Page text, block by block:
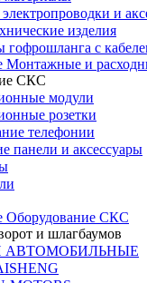
и
изделия
гофрошланга с
Монтажные и
СКС
модули
розетки
телефонии
панели и аксессуары
Оборудование СКС
и шлагбаумов
АВТОМОБИЛЬНЫЕ